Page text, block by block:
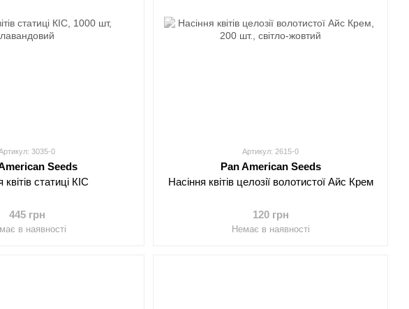
3035-0
Seeds
квітів статиці КІС
445 грн
в наявності
Артикул: 2615-0
Pan American Seeds
Насіння квітів целозії волотистої Айс Крем
120 грн
Немає в наявності